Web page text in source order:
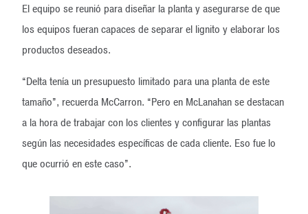
El equipo se reunió para diseñar la planta y asegurarse de que
los equipos fueran capaces de separar el lignito y elaborar los
productos deseados.
“Delta tenía un presupuesto limitado para una planta de este
tamaño”, recuerda McCarron. “Pero en McLanahan se destacan
a la hora de trabajar con los clientes y configurar las plantas
según las necesidades específicas de cada cliente. Eso fue lo
que ocurrió en este caso”.